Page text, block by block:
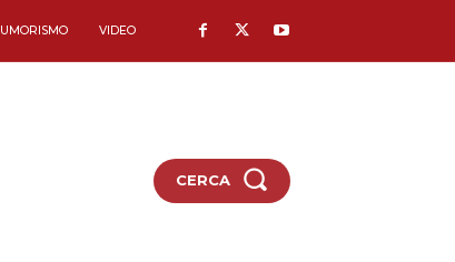
UMORISMO VIDEO
CERCA